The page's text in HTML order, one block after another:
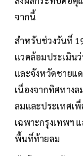
จากนี้
สำหรับช่วงวันที่
แวดล้อมประเมิน
และจังหวัดชายแ
เนื่องจากทิศทาง
ลมและประเทศเ
เฉพาะกรุงเทพฯ
พื้นที่ท้ายลม